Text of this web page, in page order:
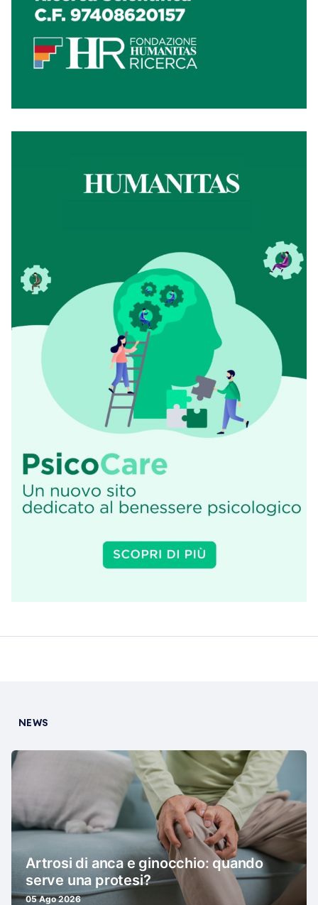
NEWS
Artrosi di anca e ginocchio: quando
serve una protesi?
05 Ago 2026